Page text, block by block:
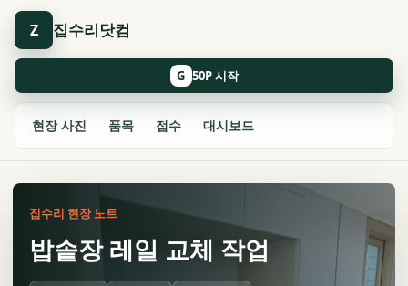
Z 집수리닷컴
현장 사진 품목 접수 대시보드
G
집수리 현장 노트
밥솥장 레일 교체 작업